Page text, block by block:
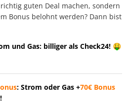
guten Deal machen, sondern
Bonus belohnt werden? Dann bist
und Gas: billiger als Check24! 🤑
: Strom oder Gas +70€ Bonus